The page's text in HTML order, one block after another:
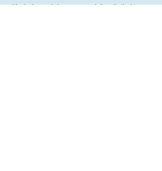
한결같은 마음으로 주님을 예배하는 모